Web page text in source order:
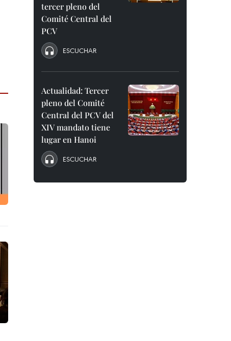
tercer pleno del
Comité Central del
PCV
ESCUCHAR
Actualidad: Tercer
pleno del Comité
Central del PCV del
XIV mandato tiene
lugar en Hanoi
ESCUCHAR